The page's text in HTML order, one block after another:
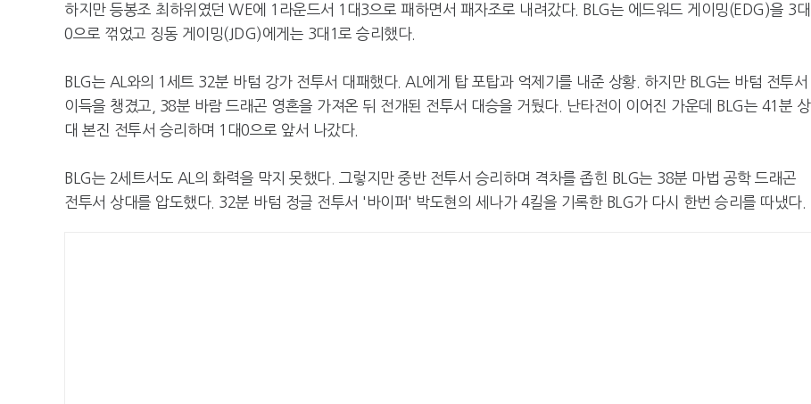
하지만 등봉조 최하위였던 WE에 1라운드서 1대3으로 패하면서 패자조로 내려갔다. BLG는 에드워드 게이밍(EDG)을 3대
0으로 꺾었고 징동 게이밍(JDG)에게는 3대1로 승리했다.
BLG는 AL와의 1세트 32분 바텀 강가 전투서 대패했다. AL에게 탑 포탑과 억제기를 내준 상황. 하지만 BLG는 바텀 전투서
이득을 챙겼고, 38분 바람 드래곤 영혼을 가져온 뒤 전개된 전투서 대승을 거뒀다. 난타전이 이어진 가운데 BLG는 41분 상
대 본진 전투서 승리하며 1대0으로 앞서 나갔다.
BLG는 2세트서도 AL의 화력을 막지 못했다. 그렇지만 중반 전투서 승리하며 격차를 좁힌 BLG는 38분 마법 공학 드래곤
전투서 상대를 압도했다. 32분 바텀 정글 전투서 '바이퍼' 박도현의 세나가 4킬을 기록한 BLG가 다시 한번 승리를 따냈다.